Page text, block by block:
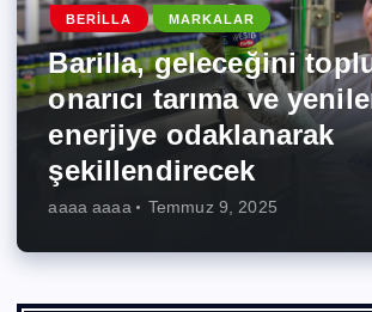
BERILLA MARKALAR
Barilla, geleceğini
onarıcı tarıma ve
enerjiye odaklanarak
şekillendirecek
aaaa aaaa Temmuz 9, 2025